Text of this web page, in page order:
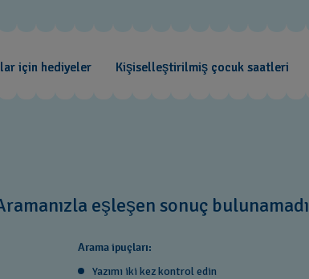
için hediyeler Kişiselleştirilmiş çocuk saatleri
eşleşen sonuç bulunamadı
Arama ipuçları:
Yazımı iki kez kontrol edin